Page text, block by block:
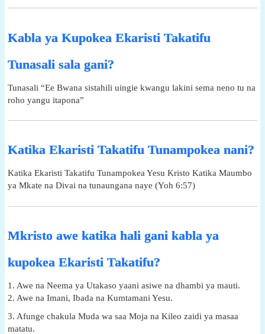
Kabla ya Kupokea Ekaristi Takatifu
Tunasali sala gani?
Tunasali “Ee Bwana sistahili uingie kwangu lakini sema neno tu na
roho yangu itapona”
Katika Ekaristi Takatifu Tunampokea nani?
Katika Ekaristi Takatifu Tunampokea Yesu Kristo Katika Maumbo
ya Mkate na Divai na tunaungana naye (Yoh 6:57)
Mkristo awe katika hali gani kabla ya
kupokea Ekaristi Takatifu?
1. Awe na Neema ya Utakaso yaani asiwe na dhambi ya mauti.
2. Awe na Imani, Ibada na Kumtamani Yesu.
3. Afunge chakula Muda wa saa Moja na Kileo zaidi ya masaa
matatu.